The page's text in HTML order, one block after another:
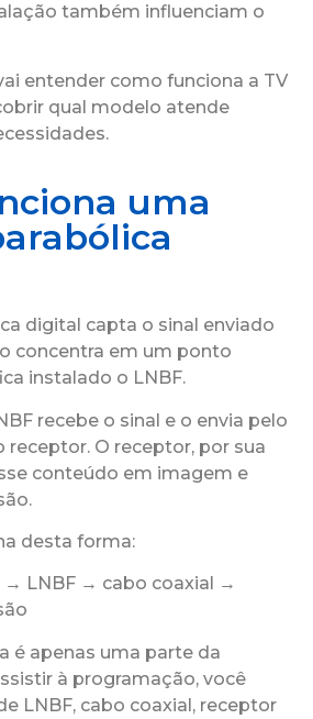
também influenciam o
entender como funciona a TV
qual modelo atende
uma
digital capta o sinal enviado
concentra em um ponto
instalado o LNBF.
recebe o sinal e o envia pelo
receptor. O receptor, por sua
conteúdo em imagem e
desta forma:
LNBF → cabo coaxial →
é apenas uma parte da
à programação, você
LNBF, cabo coaxial, receptor